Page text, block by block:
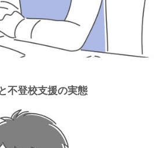
不登校支援の実態